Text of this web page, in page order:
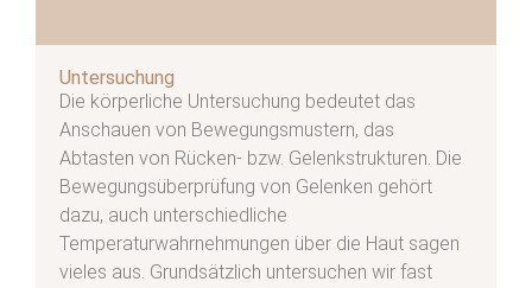
Untersuchung
Die körperliche Untersuchung bedeutet das
Anschauen von Bewegungsmustern, das
Abtasten von Rücken- bzw. Gelenkstrukturen. Die
Bewegungsüberprüfung von Gelenken gehört
dazu, auch unterschiedliche
Temperaturwahrnehmungen über die Haut sagen
vieles aus. Grundsätzlich untersuchen wir fast